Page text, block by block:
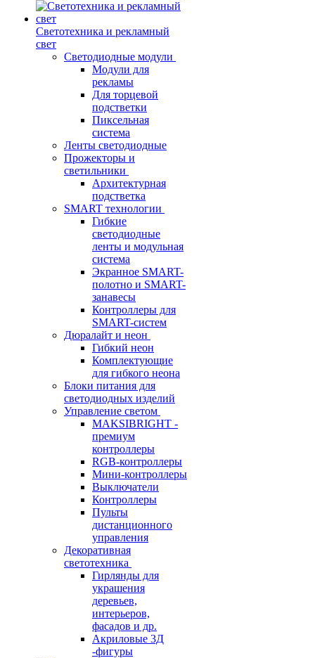
Светотехника и рекламный
свет
Светодиодные модули
Модули для
рекламы
Для торцевой
подстветки
Пиксельная
система
Ленты светодиодные
Прожекторы и
светильники
Архитектурная
подстветка
SMART технологии
Гибкие
светодиодные
ленты и модульная
система
Экранное SMART-
полотно и SMART-
занавесы
Контроллеры для
SMART-систем
Дюралайт и неон
Гибкий неон
Комплектующие
для гибкого неона
Блоки питания для
светодиодных изделий
Управление светом
MAKSIBRIGHT -
премиум
контроллеры
RGB-контроллеры
Мини-контроллеры
Выключатели
Контроллеры
Пульты
дистанционного
управления
Декоративная
светотехника
Гирлянды для
украшения
деревьев,
интерьеров,
фасадов и др.
Акриловые 3Д
-фигуры